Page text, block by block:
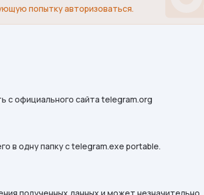
попытку авторизоваться.
с официального сайта telegram.org
в одну папку с telegram.exe portable.